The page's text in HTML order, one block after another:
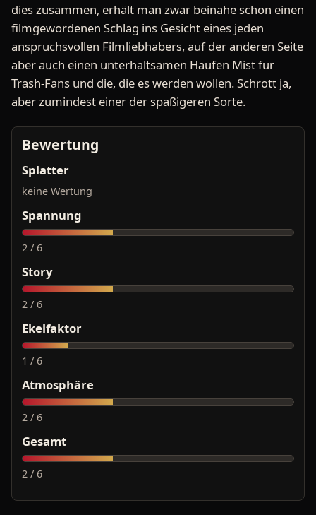
dies zusammen, erhält man zwar beinahe schon einen
filmgewordenen Schlag ins Gesicht eines jeden
anspruchsvollen Filmliebhabers, auf der anderen Seite
aber auch einen unterhaltsamen Haufen Mist für
Trash-Fans und die, die es werden wollen. Schrott ja,
aber zumindest einer der spaßigeren Sorte.
Bewertung
Splatter
keine Wertung
Spannung
2 / 6
Story
2 / 6
Ekelfaktor
1 / 6
Atmosphäre
2 / 6
Gesamt
2 / 6